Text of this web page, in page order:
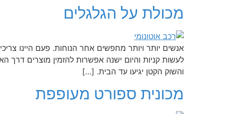
מכולת על הגלגלים
אנשים יותר ויותר מחפשים אחר הנוחות. פעם היינו
לעשות קניות והיום ישנה אפשרות להזמין מוצרים דרך
והשוק הקטן יגיעו עד הבית. […]
מכונית ספורט מעופפת